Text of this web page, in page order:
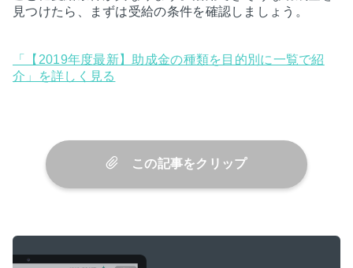
見つけたら、まずは受給の条件を確認しましょう。
「【2019年度最新】助成金の種類を目的別に一覧で紹
介」を詳しく見る
この記事をクリップ